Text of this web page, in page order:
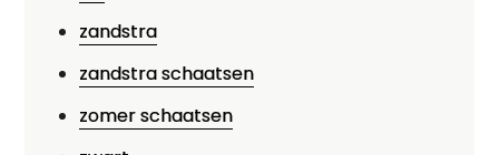
zandstra
zandstra schaatsen
zomer schaatsen